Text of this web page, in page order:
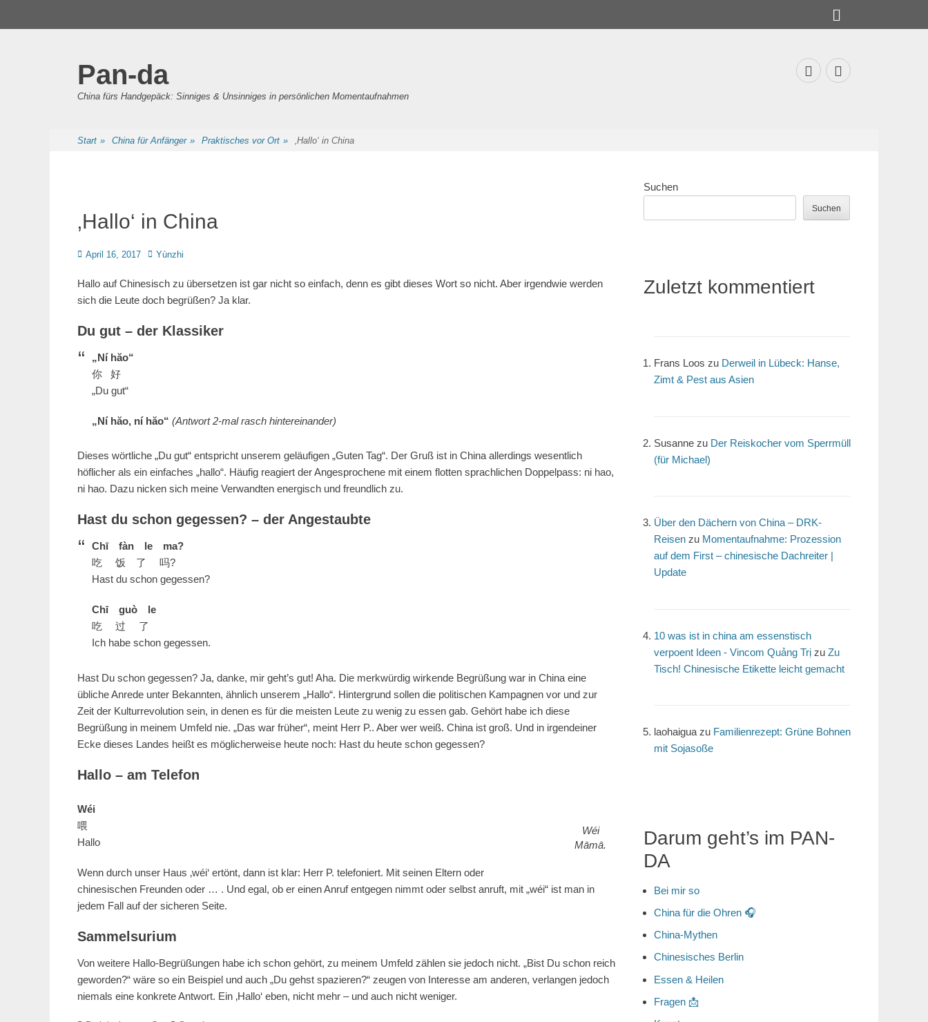
Pan-da
China fürs Handgepäck: Sinniges & Unsinniges in persönlichen Momentaufnahmen
TwitterFeed
Sekundäres Menü
ZumStart » China für Anfänger » Praktisches vor Ort » ‚Hallo‘ in China
‚Hallo‘ in China
Posted
April 16, 2017 Autor
Yùnzhi
Hallo auf Chinesisch zu übersetzen ist gar nicht so einfach, denn es gibt dieses Wort so nicht. Aber irgendwie werden
sich die Leute doch begrüßen? Ja klar.
Du gut – der Klassiker
„Ní hăo“
你 好
„Du gut“
„Ní hăo, ní hăo“ (Antwort 2-mal rasch hintereinander)
Dieses wörtliche „Du gut“ entspricht unserem geläufigen „Guten Tag“. Der Gruß ist in China allerdings wesentlich
höflicher als ein einfaches „hallo“. Häufig reagiert der Angesprochene mit einem flotten sprachlichen Doppelpass: ni hao,
ni hao. Dazu nicken sich meine Verwandten energisch und freundlich zu.
Hast du schon gegessen? – der Angestaubte
Chī fàn le ma?
吃 饭 了 吗?
Hast du schon gegessen?
Chī guò le
吃 过 了
Ich habe schon gegessen.
Hast Du schon gegessen? Ja, danke, mir geht’s gut! Aha. Die merkwürdig wirkende Begrüßung war in China eine
übliche Anrede unter Bekannten, ähnlich unserem „Hallo“. Hintergrund sollen die politischen Kampagnen vor und zur
Zeit der Kulturrevolution sein, in denen es für die meisten Leute zu wenig zu essen gab. Gehört habe ich diese
Begrüßung in meinem Umfeld nie. „Das war früher“, meint Herr P.. Aber wer weiß. China ist groß. Und in irgendeiner
Ecke dieses Landes heißt es möglicherweise heute noch: Hast du heute schon gegessen?
Hallo – am Telefon
Wéi
Māmā.
Wéi
喂
Hallo
Wenn durch unser Haus ‚wéi‘ ertönt, dann ist klar: Herr P. telefoniert. Mit seinen Eltern oder
chinesischen Freunden oder … . Und egal, ob er einen Anruf entgegen nimmt oder selbst anruft, mit „wéi“ ist man in
jedem Fall auf der sicheren Seite.
Sammelsurium
Von weitere Hallo-Begrüßungen habe ich schon gehört, zu meinem Umfeld zählen sie jedoch nicht. „Bist Du schon reich
geworden?“ wäre so ein Beispiel und auch „Du gehst spazieren?“ zeugen von Interesse am anderen, verlangen jedoch
niemals eine konkrete Antwort. Ein ‚Hallo‘ eben, nicht mehr – und auch nicht weniger.
Suchen
Suchen
Zuletzt kommentiert
Frans Loos zu Derweil in Lübeck: Hanse,
Zimt & Pest aus Asien
Susanne zu Der Reiskocher vom Sperrmüll
(für Michael)
Über den Dächern von China – DRK-
Reisen zu Momentaufnahme: Prozession
auf dem First – chinesische Dachreiter |
Update
10 was ist in china am essenstisch
verpoent Ideen - Vincom Quảng Trị zu Zu
Tisch! Chinesische Etikette leicht gemacht
laohaigua zu Familienrezept: Grüne Bohnen
mit Sojasoße
Darum geht’s im PAN-
DA
Bei mir so
China für die Ohren 🎧
China-Mythen
Chinesisches Berlin
Essen & Heilen
Fragen 📩